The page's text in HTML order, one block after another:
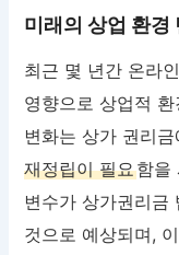
미래의 상업 환경
최근 몇 년간 온라
영향으로 상업적
변화는 상가 권리
재정립이 필요함을
변수가 상가권리금
것으로 예상되며,